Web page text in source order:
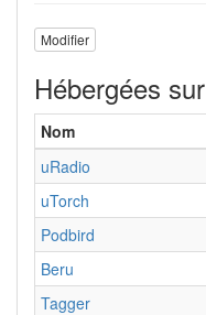
Modifier
Hébergées
Nom
uRadio
uTorch
Podbird
Beru
Tagger